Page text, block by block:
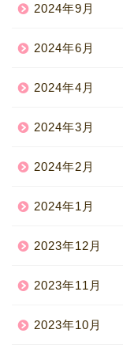
2024年9月
2024年6月
2024年4月
2024年3月
2024年2月
2024年1月
2023年12月
2023年11月
2023年10月